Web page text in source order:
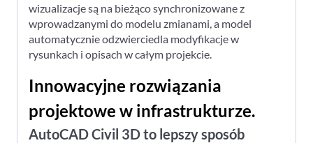
wizualizacje są na bieżąco synchronizowane z
wprowadzanymi do modelu zmianami, a model
automatycznie odzwierciedla modyfikacje w
rysunkach i opisach w całym projekcie.
Innowacyjne rozwiązania
projektowe w infrastrukturze.
AutoCAD Civil 3D to lepszy sposób